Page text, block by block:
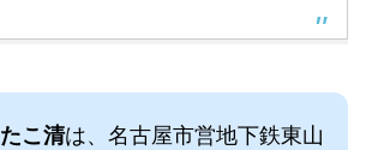
たこ清は、名古屋市営地下鉄東山